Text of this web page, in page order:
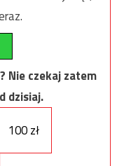
Nie czekaj zatem
dzisiaj.
100 zł